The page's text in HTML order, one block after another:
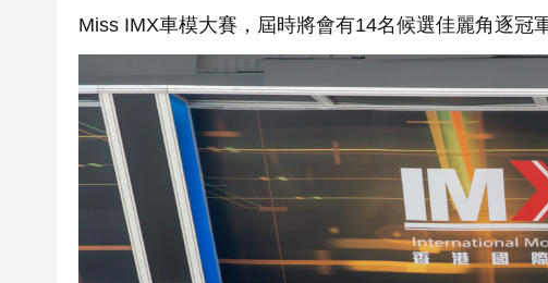
Miss IMX車模大賽，屆時將會有14名候選佳麗角逐冠